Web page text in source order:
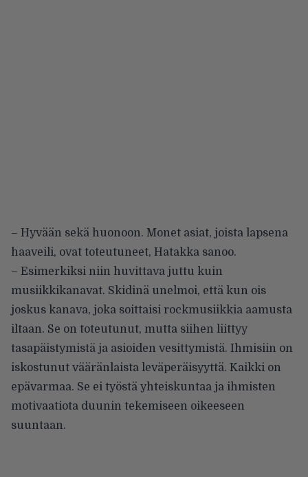
– Hyvään sekä huonoon. Monet asiat, joista lapsena
haaveili, ovat toteutuneet, Hatakka sanoo.
– Esimerkiksi niin huvittava juttu kuin
musiikkikanavat. Skidinä unelmoi, että kun ois
joskus kanava, joka soittaisi rockmusiikkia aamusta
iltaan. Se on toteutunut, mutta siihen liittyy
tasapäistymistä ja asioiden vesittymistä. Ihmisiin on
iskostunut vääränlaista leväperäisyyttä. Kaikki on
epävarmaa. Se ei työstä yhteiskuntaa ja ihmisten
motivaatiota duunin tekemiseen oikeeseen
suuntaan.